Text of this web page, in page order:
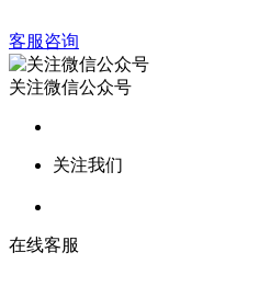
客服咨询
关注微信公众号
关注我们
在线客服